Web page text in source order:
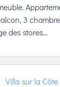
3
des stores…
Villa sur la Côte